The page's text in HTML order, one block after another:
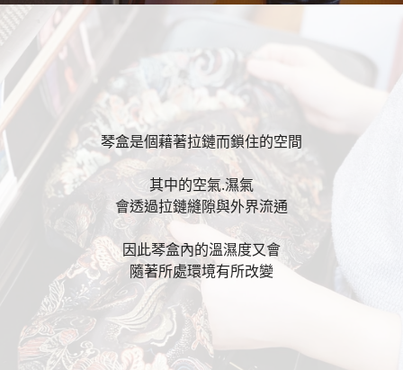
琴盒是個藉著拉鏈而鎖住的空間
其中的空氣.濕氣
會透過拉鏈縫隙與外界流通
因此琴盒內的溫濕度又會
隨著所處環境有所改變